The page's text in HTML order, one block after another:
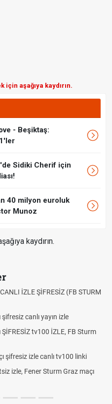
aşağıya kaydırın.
- Beşiktaş:
Sidiki Cherif için
40 milyon euroluk
Munoz
kaydırın.
STURM
FB Sturm
linki
maçı
Fındık Fiyatı
Altın Yükselecek
Rövanşı Saat